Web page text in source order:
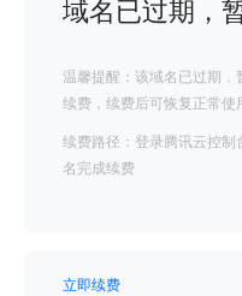
域名已过期，
温馨提醒：该域名已过期，
续费，续费后可恢复正常使
续费路径：登录腾讯云控制
名完成续费
立即续费